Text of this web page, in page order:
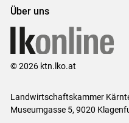
Über uns
© 2026 ktn.lko.at
Landwirtschaftskammer
Museumgasse 5, 9020